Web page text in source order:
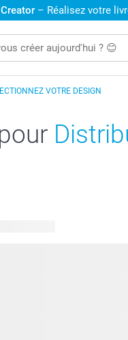
– Réalisez votre
VOTRE DESIGN